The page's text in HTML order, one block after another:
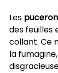
Les
des feuilles
collant. Ce
la